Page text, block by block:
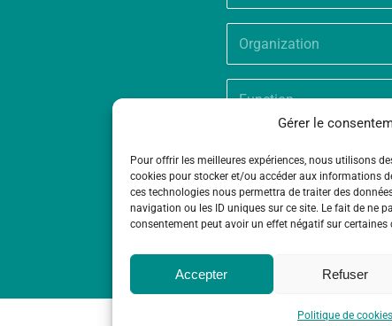
Gérer le
Pour offrir les meilleures expériences, nous utilisons
cookies pour stocker et/ou accéder aux informations
ces technologies nous permettra de traiter des
navigation ou les ID uniques sur ce site. Le fait de ne
consentement peut avoir un effet négatif sur
Accepter Refuser
Politique de cookies
Politique de cookies (UE)